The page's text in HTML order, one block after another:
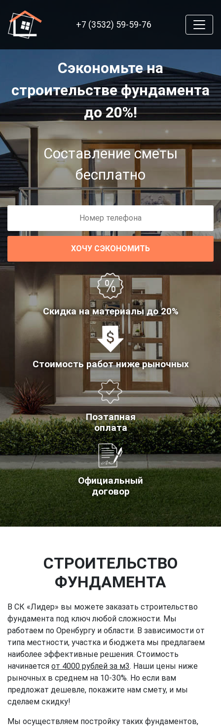
+7 (3532) 59-59-76
Сэкономьте на
строительстве фундамента
до 20%!
Составление сметы
бесплатно
ХОЧУ СЭКОНОМИТЬ
Скидка на материалы до 20%
Стоимость работ ниже рыночных
Поэтапная
оплата
Официальный
договор
СТРОИТЕЛЬСТВО
ФУНДАМЕНТА
В СК «Лидер» вы можете заказать строительство
фундамента под ключ любой сложности. Мы
работаем по Оренбургу и области. В зависимости от
типа местности, участка и бюджета мы предлагаем
наиболее эффективные решения. Стоимость
начинается от 4000 рублей за м3. Наши цены ниже
рыночных в среднем на 10-30%. Но если вам
предложат дешевле, покажите нам смету, и мы
сделаем скидку!
Мы осуществляем постройку таких фундаментов,